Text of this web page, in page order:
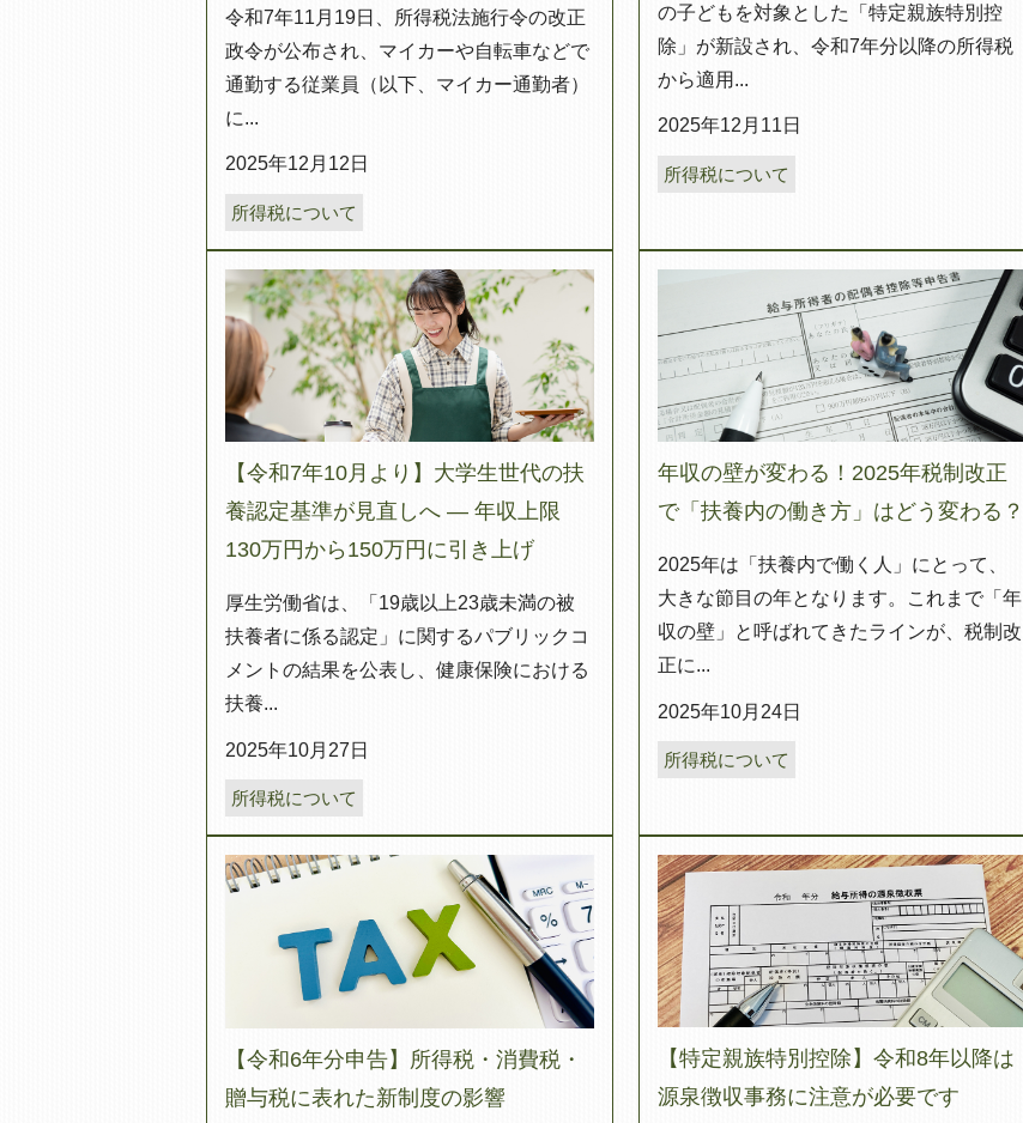
令和7年11月19日、所得税法施行令の改正
政令が公布され、マイカーや自転車などで
通勤する従業員（以下、マイカー通勤者）
に...
2025年12月12日
所得税について
の子どもを対象とした「特定親族特別控
除」が新設され、令和7年分以降の所得税
から適用...
2025年12月11日
所得税について
【令和7年10月より】大学生世代の扶
養認定基準が見直しへ ― 年収上限
130万円から150万円に引き上げ
厚生労働省は、「19歳以上23歳未満の被
扶養者に係る認定」に関するパブリックコ
メントの結果を公表し、健康保険における
扶養...
2025年10月27日
所得税について
年収の壁が変わる！2025年税制改正
で「扶養内の働き方」はどう変わる？
2025年は「扶養内で働く人」にとって、
大きな節目の年となります。これまで「年
収の壁」と呼ばれてきたラインが、税制改
正に...
2025年10月24日
所得税について
【令和6年分申告】所得税・消費税・
贈与税に表れた新制度の影響
【特定親族特別控除】令和8年以降は
源泉徴収事務に注意が必要です